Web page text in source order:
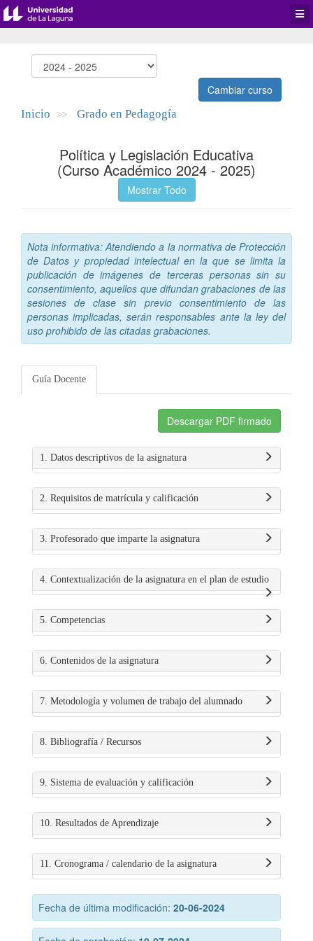
Cambiar curso
Inicio >> Grado en Pedagogía
Política y Legislación Educativa
(Curso Académico 2024 - 2025)
Mostrar Todo
Nota informativa: Atendiendo a la normativa de Protección
de Datos y propiedad intelectual en la que se limita la
publicación de imágenes de terceras personas sin su
consentimiento, aquellos que difundan grabaciones de las
sesiones de clase sin previo consentimiento de las
personas implicadas, serán responsables ante la ley del
uso prohibido de las citadas grabaciones.
Guía Docente
Descargar PDF firmado
1. Datos descriptivos de la asignatura
2. Requisitos de matrícula y calificación
3. Profesorado que imparte la asignatura
4. Contextualización de la asignatura en el plan de estudio
5. Competencias
6. Contenidos de la asignatura
7. Metodología y volumen de trabajo del alumnado
8. Bibliografía / Recursos
9. Sistema de evaluación y calificación
10. Resultados de Aprendizaje
11. Cronograma / calendario de la asignatura
Fecha de última modificación: 20-06-2024